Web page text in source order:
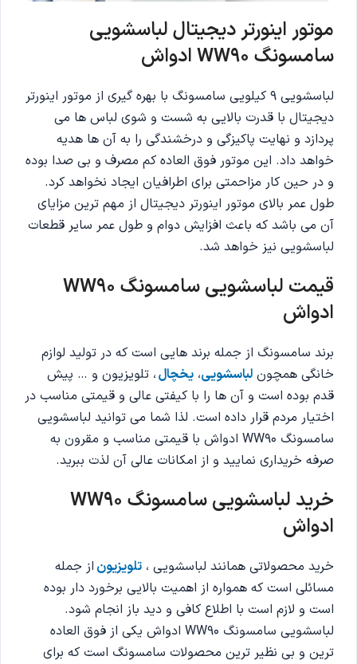
موتور اینورتر دیجیتال لباسشویی
سامسونگ WW90 ادواش
لباسشویی 9 کیلویی سامسونگ با بهره گیری از موتور اینورتر
دیجیتال با قدرت بالایی به شست و شوی لباس ها می
پردازد و نهایت پاکیزگی و درخشندگی را به آن ها هدیه
خواهد داد. این موتور فوق العاده کم مصرف و بی صدا بوده
و در حین کار مزاحمتی برای اطرافیان ایجاد نخواهد کرد.
طول عمر بالای موتور اینورتر دیجیتال از مهم ترین مزایای
آن می باشد که باعث افزایش دوام و طول عمر سایر قطعات
لباسشویی نیز خواهد شد.
قیمت لباسشویی سامسونگ WW90
ادواش
برند سامسونگ از جمله برند هایی است که در تولید لوازم
خانگی همچون لباسشویی، یخچال، تلویزیون و … پیش
قدم بوده است و آن ها را با کیفتی عالی و قیمتی مناسب در
اختیار مردم قرار داده است. لذا شما می توانید لباسشویی
سامسونگ WW90 ادواش با قیمتی مناسب و مقرون به
صرفه خریداری نمایید و از امکانات عالی آن لذت ببرید.
خرید لباسشویی سامسونگ WW90
ادواش
خرید محصولاتی همانند لباسشویی ، تلویزیون از جمله
مسائلی است که همواره از اهمیت بالایی برخورد دار بوده
است و لازم است با اطلاع کافی و دید باز انجام شود.
لباسشویی سامسونگ WW90 ادواش یکی از فوق العاده
ترین و بی نظیر ترین محصولات سامسونگ است که برای